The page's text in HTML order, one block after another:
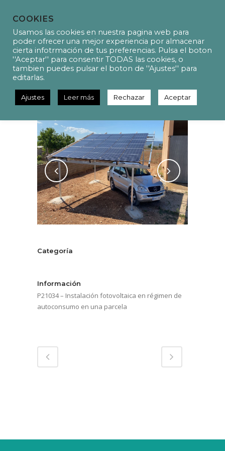
P21034 – Instalación
fotovoltaica en régimen de
Categoría
Información
P21034 – Instalación fotovoltaica en régimen de
autoconsumo en una parcela
COOKIES
Usamos las cookies en nuestra pagina web para
poder ofrecer una mejor experiencia por almacenar
cierta infotrmación de tus preferencias. Pulsa el boton
''Aceptar'' para consentir TODAS las cookies, o
tambien puedes pulsar el boton de ''Ajustes'' para
editarlas.
Ajustes Leer más Rechazar Aceptar